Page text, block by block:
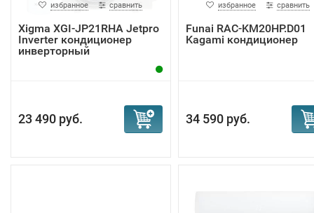
избранное сравнить
Xigma XGI-JP21RHA Jetpro
Inverter кондиционер
инверторный
23 490 руб.
избранное сравнить
Funai RAC-KM20HP.D01
Kagami кондиционер
34 590 руб.